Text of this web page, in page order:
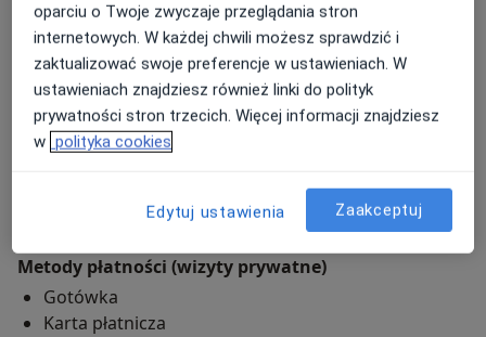
Centrum Medyczne Urovita
Wolności 64,41-500Chorzów
Powiększ mapęotwiera się w nowej karcie
Pokaż kalendarz
Metody płatności (wizyty prywatne)
Gotówka
Karta płatnicza
oparciu o Twoje zwyczaje przeglądania stron
internetowych. W każdej chwili możesz sprawdzić i
zaktualizować swoje preferencje w ustawieniach. W
ustawieniach znajdziesz również linki do polityk
prywatności stron trzecich. Więcej informacji znajdziesz
w polityka cookies
Edytuj ustawienia Zaakceptuj